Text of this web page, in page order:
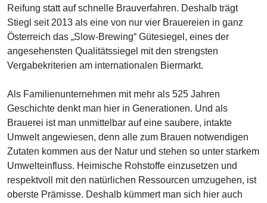
Reifung statt auf schnelle Brauverfahren. Deshalb trägt
Stiegl seit 2013 als eine von nur vier Brauereien in ganz
Österreich das „Slow-Brewing“ Gütesiegel, eines der
angesehensten Qualitätssiegel mit den strengsten
Vergabekriterien am internationalen Biermarkt.
Als Familienunternehmen mit mehr als 525 Jahren
Geschichte denkt man hier in Generationen. Und als
Brauerei ist man unmittelbar auf eine saubere, intakte
Umwelt angewiesen, denn alle zum Brauen notwendigen
Zutaten kommen aus der Natur und stehen so unter starkem
Umwelteinfluss. Heimische Rohstoffe einzusetzen und
respektvoll mit den natürlichen Ressourcen umzugehen, ist
oberste Prämisse. Deshalb kümmert man sich hier auch